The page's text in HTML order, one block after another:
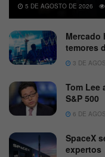
5 DE AGOSTO DE 2026
Mercado
temores
3 DE
Tom Lee
S&P 500
6 DE
SpaceX
expertos